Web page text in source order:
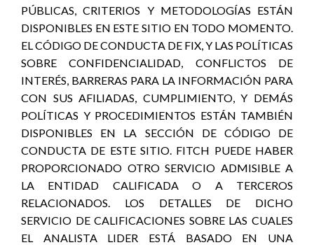
PÚBLICAS, CRITERIOS Y METODOLOGÍAS ESTÁN
DISPONIBLES EN ESTE SITIO EN TODO MOMENTO.
EL CÓDIGO DE CONDUCTA DE FIX, Y LAS POLÍTICAS
SOBRE CONFIDENCIALIDAD, CONFLICTOS DE
INTERÉS, BARRERAS PARA LA INFORMACIÓN PARA
CON SUS AFILIADAS, CUMPLIMIENTO, Y DEMÁS
POLÍTICAS Y PROCEDIMIENTOS ESTÁN TAMBIÉN
DISPONIBLES EN LA SECCIÓN DE CÓDIGO DE
CONDUCTA DE ESTE SITIO. FITCH PUEDE HABER
PROPORCIONADO OTRO SERVICIO ADMISIBLE A
LA ENTIDAD CALIFICADA O A TERCEROS
RELACIONADOS. LOS DETALLES DE DICHO
SERVICIO DE CALIFICACIONES SOBRE LAS CUALES
EL ANALISTA LIDER ESTÁ BASADO EN UNA